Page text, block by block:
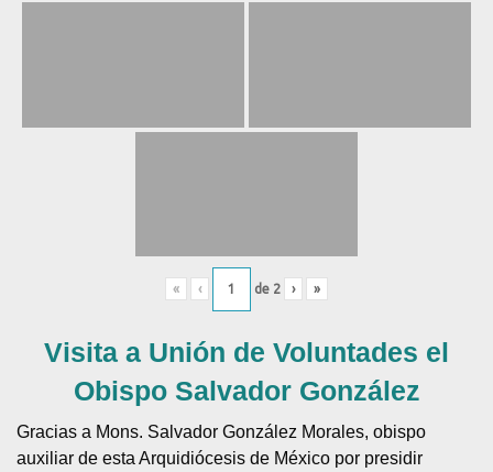
« ‹ de 2 › »
Visita a Unión de Voluntades el
Obispo Salvador González
Gracias a Mons. Salvador González Morales, obispo
auxiliar de esta Arquidiócesis de México por presidir